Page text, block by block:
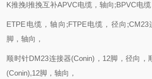
K推挽I推挽互补APVC电缆，轴向;BPVC电缆
ETPE电缆，轴向;FTPE电缆，径向;CM23
脚，轴向，
顺时针DM23连接器(Conin)，12脚，径向，
(Conin),12脚，轴向，